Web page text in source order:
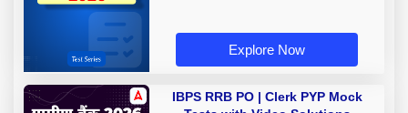
Explore Now
IBPS RRB PO | Clerk PYP Mock